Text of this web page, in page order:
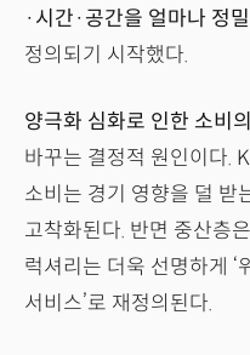
·시간·공간을 얼마나 정
정의되기 시작했다.
양극화 심화로 인한 소비
바꾸는 결정적 원인이다.
소비는 경기 영향을 덜 받
고착화된다. 반면 중산층
럭셔리는 더욱 선명하게 ‘
서비스’로 재정의된다.